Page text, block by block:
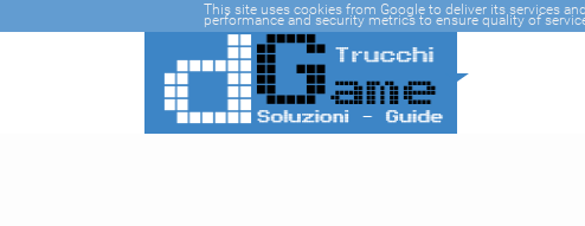
This site uses cookies from Google to deliver its services
performance and security metrics to ensure quality of